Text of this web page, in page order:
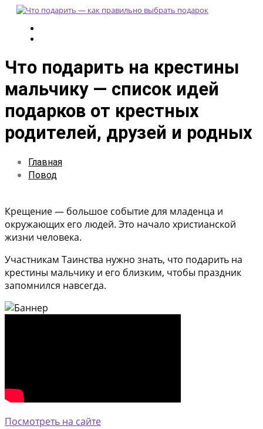
Что подарить на крестины
мальчику — список идей
подарков от крестных
родителей, друзей и родных
Главная
Повод
Крещение — большое событие для младенца и
окружающих его людей. Это начало христианской
жизни человека.
Участникам Таинства нужно знать, что подарить на
крестины мальчику и его близким, чтобы праздник
запомнился навсегда.
Посмотреть на сайте